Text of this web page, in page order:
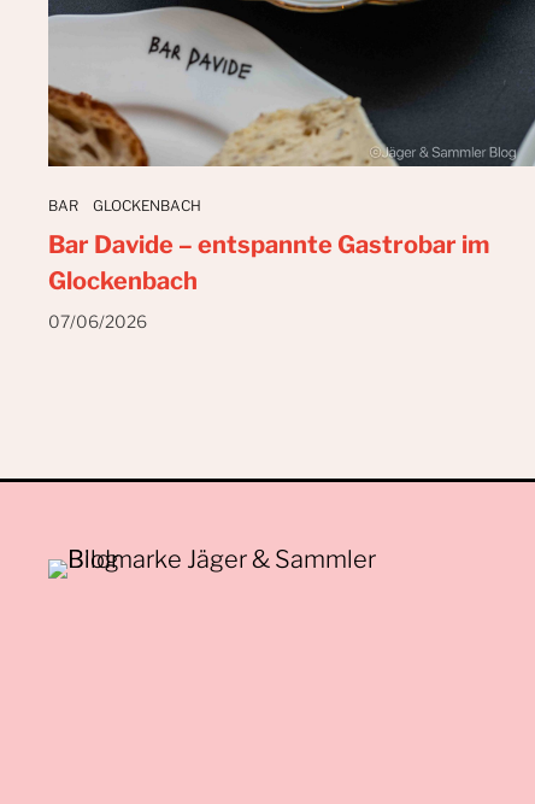
BAR GLOCKENBACH
Bar Davide – entspannte Gastrobar im
Glockenbach
07/06/2026